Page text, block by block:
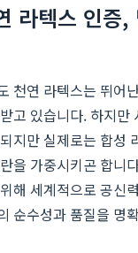
라텍스 인증,
천연 라텍스는 뛰어
고 있습니다. 하지만
지만 실제로는 합성
을 가중시키곤 합니
해 세계적으로 공신
순수성과 품질을 명